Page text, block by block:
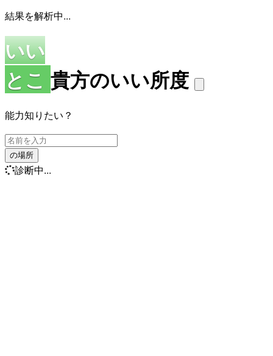
結果を解析中...
いい
とこ 貴方のいい所度
能力知りたい？
の場所
診断中...